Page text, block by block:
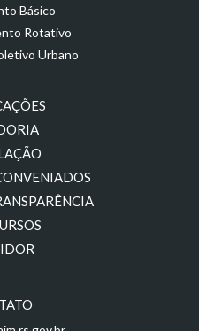
Básico
Rotativo
Urbano